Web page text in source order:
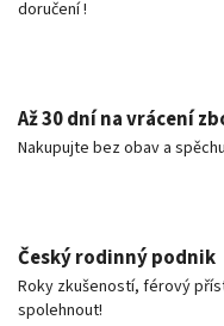
doručení !
Až 30 dní na vrácení
Nakupujte bez obav a
Český rodinný podnik
Roky zkušeností, férový
spolehnout!